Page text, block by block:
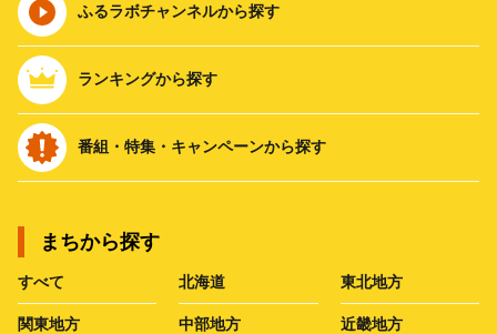
ふるラボチャンネルから探す
ランキングから探す
番組・特集・キャンペーンから探す
まちから探す
すべて 北海道 東北地方
関東地方 中部地方 近畿地方